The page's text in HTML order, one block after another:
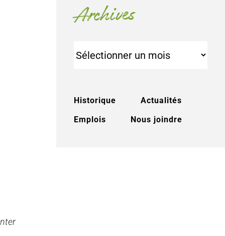
Archives
Historique
Actualités
Emplois
Nous joindre